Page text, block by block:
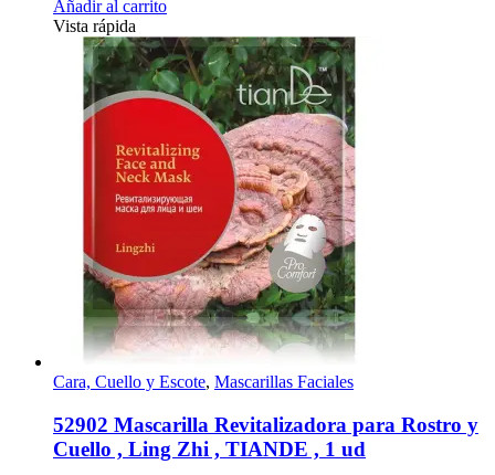
Añadir al carrito
Vista rápida
Cara, Cuello y Escote, Mascarillas Faciales
52902 Mascarilla Revitalizadora para Rostro y
Cuello , Ling Zhi , TIANDE , 1 ud